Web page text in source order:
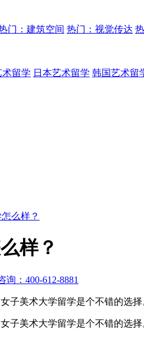
门：建筑空间 热门：视觉传达
术留学 日本艺术留学 韩国艺术留
么样？
样？
询： 400-612-8881
子美术大学留学是个不错的选
子美术大学留学是个不错的选